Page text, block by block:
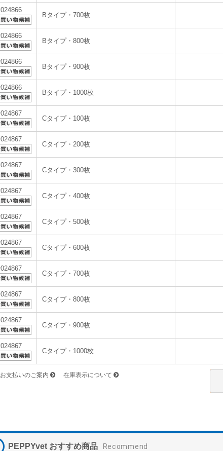
Bタイプ・700枚
Bタイプ・800枚
Bタイプ・900枚
Bタイプ・1000枚
Cタイプ・100枚
Cタイプ・200枚
Cタイプ・300枚
Cタイプ・400枚
Cタイプ・500枚
Cタイプ・600枚
Cタイプ・700枚
Cタイプ・800枚
Cタイプ・900枚
Cタイプ・1000枚
支払いのご案内 在庫表示について
PEPPYvet おすすめ商品 Recommend